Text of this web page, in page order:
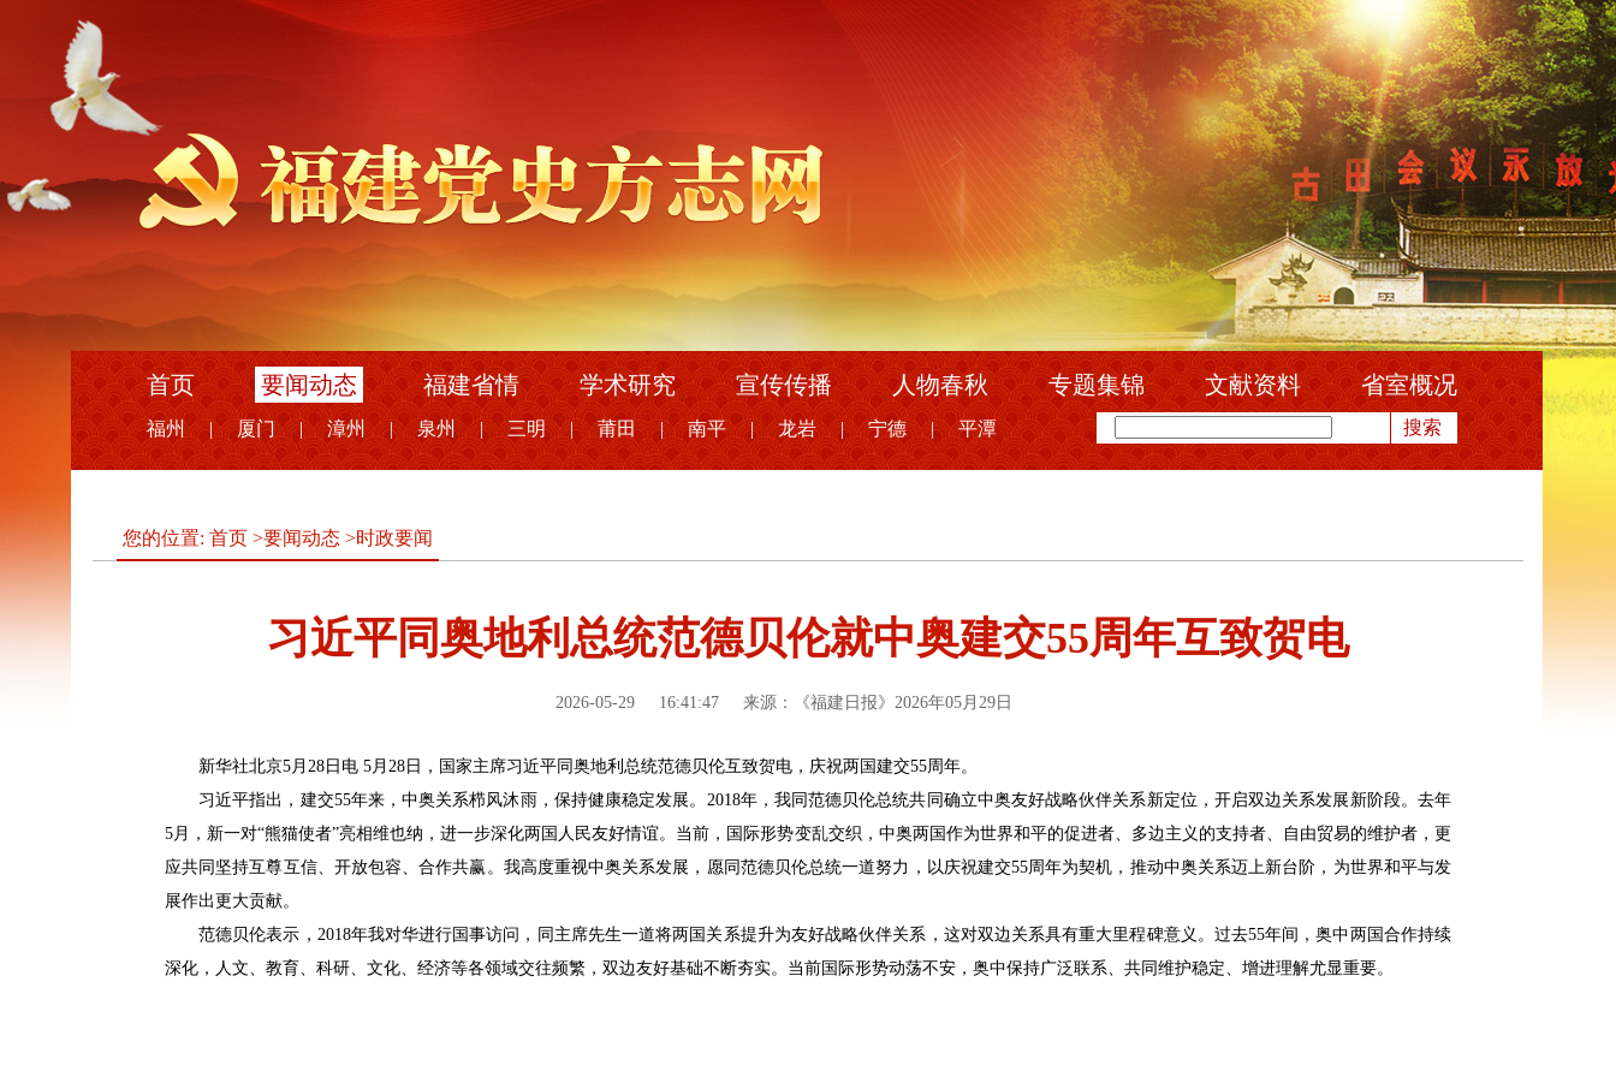
首页 要闻动态 福建省情 学术研究 宣传传播 人物春秋 专题集锦 文献资料 省室概况
福州 | 厦门 | 漳州 | 泉州 | 三明 | 莆田 | 南平 | 龙岩 | 宁德 | 平潭 搜索
您的位置: 首页 >要闻动态 >时政要闻
习近平同奥地利总统范德贝伦就中奥建交55周年互致贺电
2026-05-29 16:41:47 来源：《福建日报》2026年05月29日
新华社北京5月28日电 5月28日，国家主席习近平同奥地利总统范德贝伦互致贺电，庆祝两国建交55周年。
习近平指出，建交55年来，中奥关系栉风沐雨，保持健康稳定发展。2018年，我同范德贝伦总统共同确立中奥友好战略伙伴关系新定位，开启双边关系发展新阶段。去年
5月，新一对“熊猫使者”亮相维也纳，进一步深化两国人民友好情谊。当前，国际形势变乱交织，中奥两国作为世界和平的促进者、多边主义的支持者、自由贸易的维护者，更
应共同坚持互尊互信、开放包容、合作共赢。我高度重视中奥关系发展，愿同范德贝伦总统一道努力，以庆祝建交55周年为契机，推动中奥关系迈上新台阶，为世界和平与发
展作出更大贡献。
范德贝伦表示，2018年我对华进行国事访问，同主席先生一道将两国关系提升为友好战略伙伴关系，这对双边关系具有重大里程碑意义。过去55年间，奥中两国合作持续
深化，人文、教育、科研、文化、经济等各领域交往频繁，双边友好基础不断夯实。当前国际形势动荡不安，奥中保持广泛联系、共同维护稳定、增进理解尤显重要。